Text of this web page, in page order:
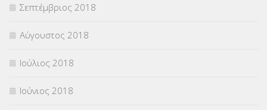
Σεπτέμβριος 2018
Αύγουστος 2018
Ιούλιος 2018
Ιούνιος 2018